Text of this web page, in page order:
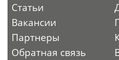
Статьи
Вакансии
Партнеры
Обратная связь